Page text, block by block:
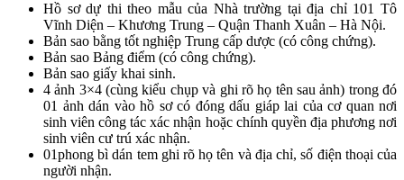
Hồ sơ dự thi theo mẫu của Nhà trường tại địa chỉ 101 Tô
Vĩnh Diện – Khương Trung – Quận Thanh Xuân – Hà Nội.
Bản sao bằng tốt nghiệp Trung cấp dược (có công chứng).
Bản sao Bảng điểm (có công chứng).
Bản sao giấy khai sinh.
4 ảnh 3×4 (cùng kiểu chụp và ghi rõ họ tên sau ảnh) trong đó
01 ảnh dán vào hồ sơ có đóng dấu giáp lai của cơ quan nơi
sinh viên công tác xác nhận hoặc chính quyền địa phương nơi
sinh viên cư trú xác nhận.
01phong bì dán tem ghi rõ họ tên và địa chỉ, số điện thoại của
người nhận.